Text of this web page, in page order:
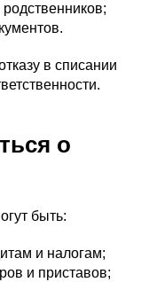
в списании
о
быть:
и налогам;
и приставов;